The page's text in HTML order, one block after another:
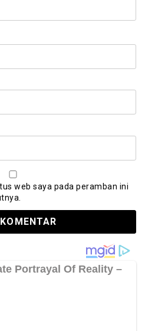
web saya pada peramban ini